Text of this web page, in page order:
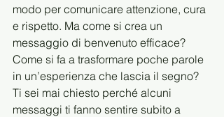
modo per comunicare attenzione, cura
e rispetto. Ma come si crea un
messaggio di benvenuto efficace?
Come si fa a trasformare poche parole
in un’esperienza che lascia il segno?
Ti sei mai chiesto perché alcuni
messaggi ti fanno sentire subito a